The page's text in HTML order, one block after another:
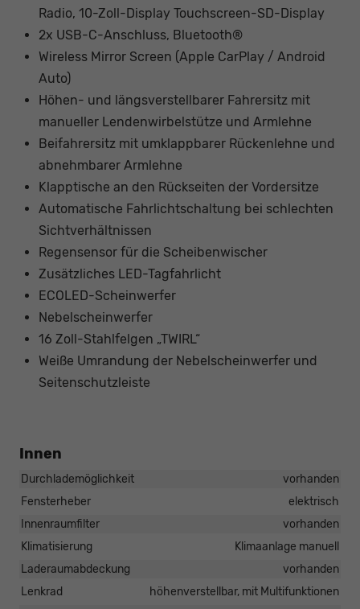
Radio, 10-Zoll-Display Touchscreen-SD-Display
2x USB-C-Anschluss, Bluetooth®
Wireless Mirror Screen (Apple CarPlay / Android
Auto)
Höhen- und längsverstellbarer Fahrersitz mit
manueller Lendenwirbelstütze und Armlehne
Beifahrersitz mit umklappbarer Rückenlehne und
abnehmbarer Armlehne
Klapptische an den Rückseiten der Vordersitze
Automatische Fahrlichtschaltung bei schlechten
Sichtverhältnissen
Regensensor für die Scheibenwischer
Zusätzliches LED-Tagfahrlicht
ECOLED-Scheinwerfer
Nebelscheinwerfer
16 Zoll-Stahlfelgen „TWIRL“
Weiße Umrandung der Nebelscheinwerfer und
Seitenschutzleiste
Innen
Durchlademöglichkeit
vorhanden
Fensterheber
elektrisch
Innenraumfilter
vorhanden
Klimatisierung
Klimaanlage manuell
Laderaumabdeckung
vorhanden
Lenkrad
höhenverstellbar, mit Multifunktionen